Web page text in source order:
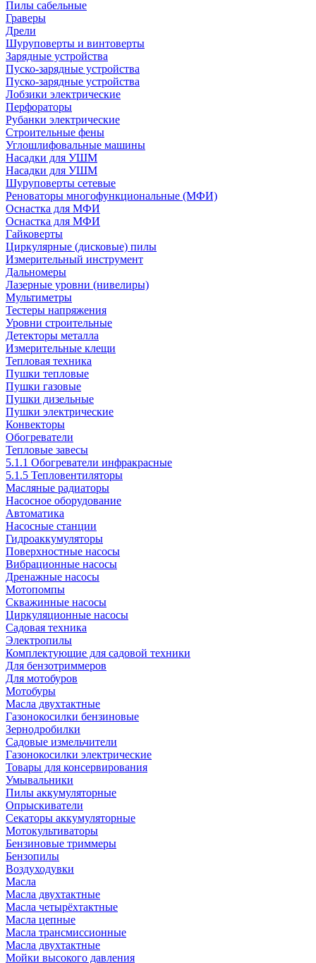
Пилы сабельные
Граверы
Дрели
Шуруповерты и винтоверты
Зарядные устройства
Пуско-зарядные устройства
Пуско-зарядные устройства
Лобзики электрические
Перфораторы
Рубанки электрические
Строительные фены
Углошлифовальные машины
Насадки для УШМ
Насадки для УШМ
Шуруповерты сетевые
Реноваторы многофункциональные (МФИ)
Оснастка для МФИ
Оснастка для МФИ
Гайковерты
Циркулярные (дисковые) пилы
Измерительный инструмент
Дальномеры
Лазерные уровни (нивелиры)
Мультиметры
Тестеры напряжения
Уровни строительные
Детекторы металла
Измерительные клещи
Тепловая техника
Пушки тепловые
Пушки газовые
Пушки дизельные
Пушки электрические
Конвекторы
Обогреватели
Тепловые завесы
5.1.1 Обогреватели инфракрасные
5.1.5 Тепловентиляторы
Масляные радиаторы
Насосное оборудование
Автоматика
Насосные станции
Гидроаккумуляторы
Поверхностные насосы
Вибрационные насосы
Дренажные насосы
Мотопомпы
Скважинные насосы
Циркуляционные насосы
Садовая техника
Электропилы
Комплектующие для садовой техники
Для бензотриммеров
Для мотобуров
Мотобуры
Масла двухтактные
Газонокосилки бензиновые
Зернодробилки
Садовые измельчители
Газонокосилки электрические
Товары для консервирования
Умывальники
Пилы аккумуляторные
Опрыскиватели
Секаторы аккумуляторные
Мотокультиваторы
Бензиновые триммеры
Бензопилы
Воздуходувки
Масла
Масла двухтактные
Масла четырёхтактные
Масла цепные
Масла трансмиссионные
Масла двухтактные
Мойки высокого давления